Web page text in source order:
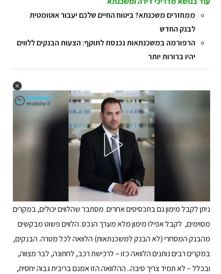
ממחזרים משכנתא? ביטוח החיים שלכם יעבור אוטומטית
לבנק החדש
הרפורמה במשכנתאות נכנסת לתוקף: הצעות הבנקים ללווים
יהיו ברורות יותר
ניתן לקבל מימון גם בתכסיסים אחרים. מסתבר שהלווים יכולים, במקרים
מסוימים, לקבל אפילו מימון מלא מערך הנכס. הלווים פשוט מבקשים
מהבנק המסחרי (לא הבנק למשכנתאות) הלוואה לכל מטרה. הבנקים,
במקרים רבים נותנים הלוואה כזו – לרכישת רכב, לחתונה, לבר מצווה,
ובכלל – לא תמיד צריך סיבה.. ההלוואה הזו אמנם בריבית גבוה יחסית,